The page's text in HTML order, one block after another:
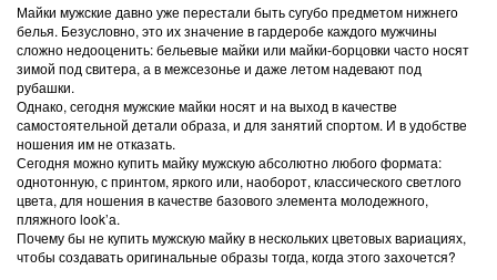
Майки мужские давно уже перестали быть сугубо предметом нижнего
белья. Безусловно, это их значение в гардеробе каждого мужчины
сложно недооценить: бельевые майки или майки-борцовки часто носят
зимой под свитера, а в межсезонье и даже летом надевают под
рубашки.
Однако, сегодня мужские майки носят и на выход в качестве
самостоятельной детали образа, и для занятий спортом. И в удобстве
ношения им не отказать.
Сегодня можно купить майку мужскую абсолютно любого формата:
однотонную, с принтом, яркого или, наоборот, классического светлого
цвета, для ношения в качестве базового элемента молодежного,
пляжного look’а.
Почему бы не купить мужскую майку в нескольких цветовых вариациях,
чтобы создавать оригинальные образы тогда, когда этого захочется?